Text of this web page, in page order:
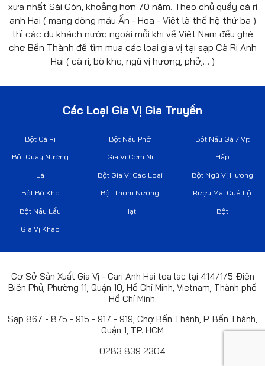
xưa nhất Sài Gòn, khoảng hơn 70 năm. Theo chủ quầy cà ri
anh Hai ( mang dòng máu Ấn - Hoa - Việt là thế hệ thứ ba )
thì các du khách nước ngoài mỗi khi về Việt Nam đều ghé
chợ Bến Thành để tìm mua các loại gia vị tại sạp Cà Ri Anh
Hai ( cà ri, bò kho, ngũ vị hương, phở,… )
Các Loại Gia Vị Gia Truyền
Bột Cà Ri Bột Nấu Phở Bột Nấu Gà / Vịt
Bột Quay Nướng Gia Vị Cơm Nị Hấp
Lá Bột Gia Vị Các Loại Bột Ngũ Vị Hương
Bột Bò Kho Bột Thơm Nướng Rượu Mai Quế Lộ
Bột Nấu Lẩu Hạt Bột
Gia Vị Khác
Cơ Sở Sản Xuất Gia Vị - Cari Anh Hai tọa lạc tại 414/1/5 Điện
Biên Phủ, Phường 11, Quận 10, Hồ Chí Minh, Vietnam, Thành phố
Hồ Chí Minh.
Sạp 867 - 875 - 915 - 917 - 919, Chợ Bến Thành, P. Bến Thành,
Quận 1, TP. HCM
0283 839 2304